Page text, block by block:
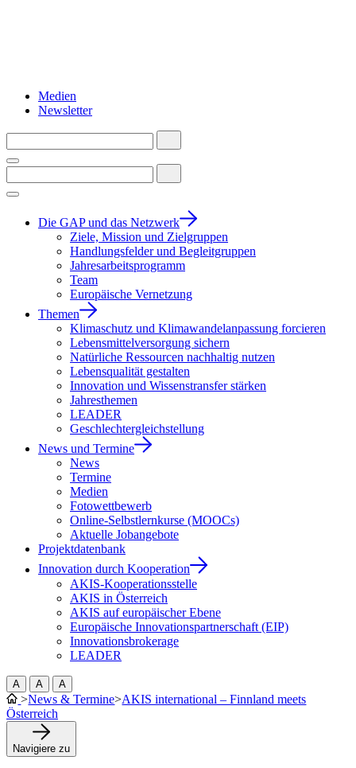
Medien
Newsletter
Die GAP und das Netzwerk
Ziele, Mission und Zielgruppen
Handlungsfelder und Begleitgruppen
Jahresarbeitsprogramm
Team
Europäische Vernetzung
Themen
Klimaschutz und Klimawandelanpassung forcieren
Lebensmittelversorgung sichern
Natürliche Ressourcen nachhaltig nutzen
Lebensqualität gestalten
Innovation und Wissenstransfer stärken
Jahresthemen
LEADER
Geschlechtergleichstellung
News und Termine
News
Termine
Medien
Fotowettbewerb
Online-Selbstlernkurse (MOOCs)
Aktuelle Jobangebote
Projektdatenbank
Innovation durch Kooperation
AKIS-Kooperationsstelle
AKIS in Österreich
AKIS auf europäischer Ebene
Europäische Innovationspartnerschaft (EIP)
Innovationsbrokerage
LEADER
A A A
>News & Termine>AKIS international – Finnland meets
Österreich
Navigiere zu